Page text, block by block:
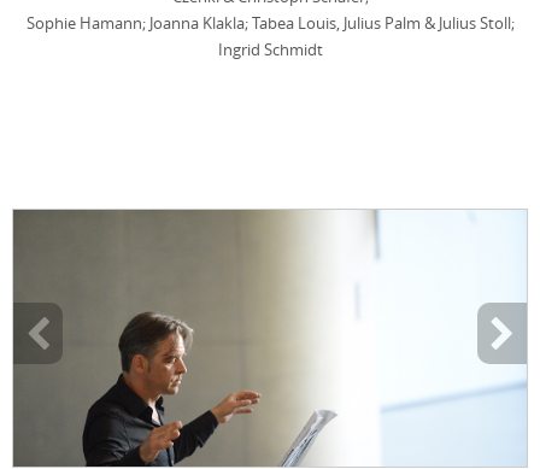
Sophie Hamann; Joanna Klakla; Tabea Louis, Julius Palm & Julius Stoll;
Ingrid Schmidt